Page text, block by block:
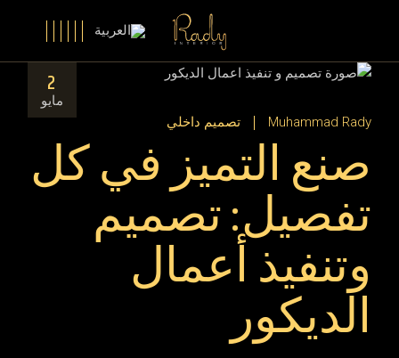
2
مايو
Muhammad Rady
تصميم داخلي
صنع التميز في كل
تفصيل: تصميم
وتنفيذ أعمال
الديكور